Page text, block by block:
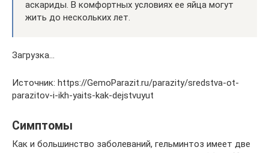
аскариды. В комфортных условиях ее яйца могут
жить до нескольких лет.
Загрузка…
Источник: https://GemoParazit.ru/parazity/sredstva-ot-
parazitov-i-ikh-yaits-kak-dejstvuyut
Симптомы
Как и большинство заболеваний, гельминтоз имеет две